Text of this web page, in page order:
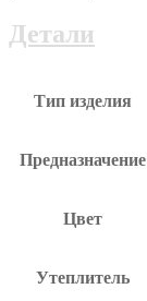
Детали
Тип изделия
Предназначение
Цвет
Утеплитель